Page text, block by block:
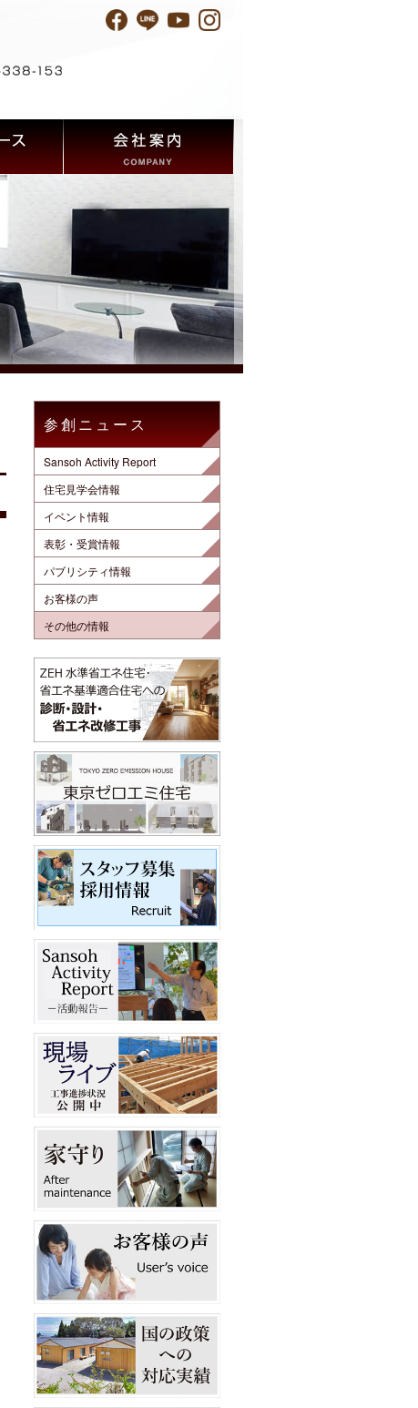
参創ニュース
Sansoh Activity Report
住宅見学会情報
イベント情報
表彰・受賞情報
パブリシティ情報
お客様の声
その他の情報